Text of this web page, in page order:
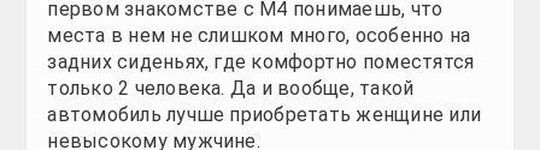
В элитной комплектации предлагается кожаная
Технические характеристики GreatWall
В базовой конфигурации этой переднеприводной
гордость китайских производителей. Вроде бы не